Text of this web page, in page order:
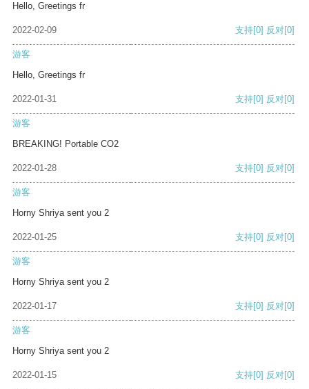
Hello, Greetings fr
2022-02-09 支持[0] 反对[0]
游客
Hello, Greetings fr
2022-01-31 支持[0] 反对[0]
游客
BREAKING! Portable CO2
2022-01-28 支持[0] 反对[0]
游客
Horny Shriya sent you 2
2022-01-25 支持[0] 反对[0]
游客
Horny Shriya sent you 2
2022-01-17 支持[0] 反对[0]
游客
Horny Shriya sent you 2
2022-01-15 支持[0] 反对[0]